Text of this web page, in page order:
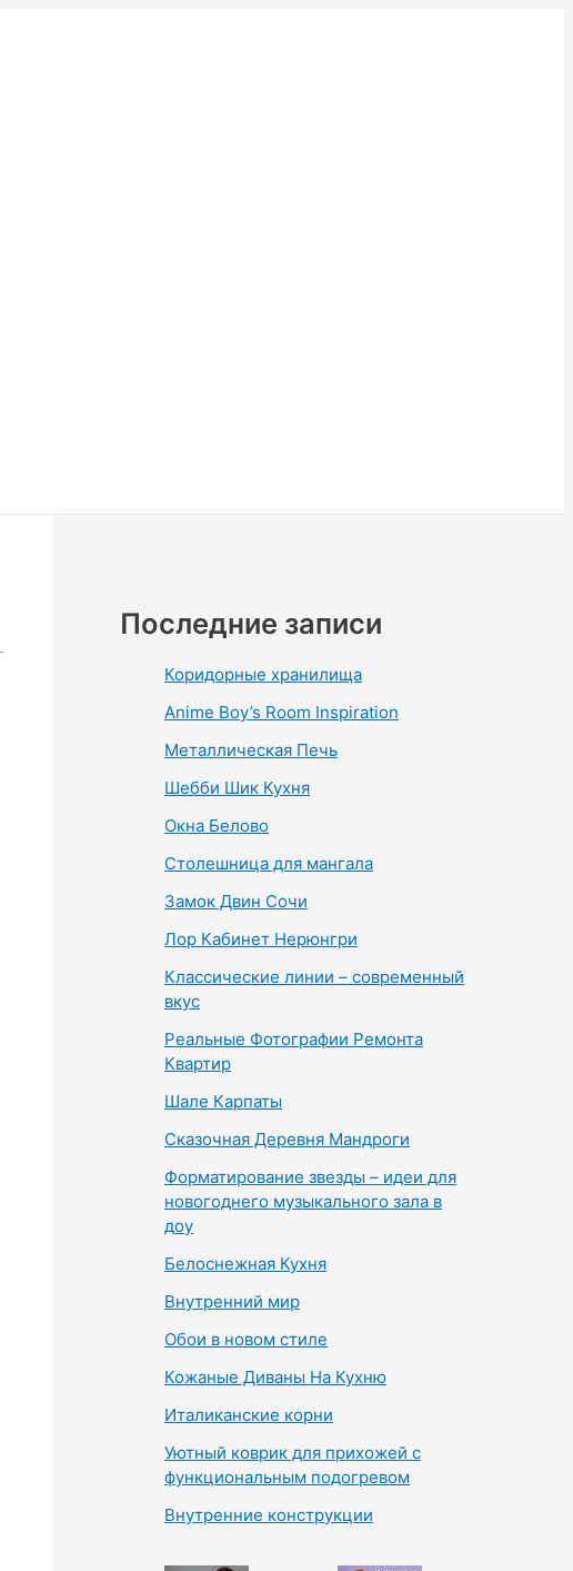
Последние записи
Коридорные хранилища
Anime Boy’s Room Inspiration
Металлическая Печь
Шебби Шик Кухня
Окна Белово
Столешница для мангала
Замок Двин Сочи
Лор Кабинет Нерюнгри
Классические линии – современный
вкус
Реальные Фотографии Ремонта
Квартир
Шале Карпаты
Сказочная Деревня Мандроги
Форматирование звезды – идеи для
новогоднего музыкального зала в
доу
Белоснежная Кухня
Внутренний мир
Обои в новом стиле
Кожаные Диваны На Кухню
Италиканские корни
Уютный коврик для прихожей с
функциональным подогревом
Внутренние конструкции